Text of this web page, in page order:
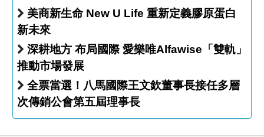
美商新生命 New U Life 重新定義膠原蛋白
新未來
深耕地方 布局國際 愛樂唯Alfawise「雙軌」
推動市場發展
全票當選！八馬國際王文欽董事長接任多層
次傳銷公會第五屆理事長